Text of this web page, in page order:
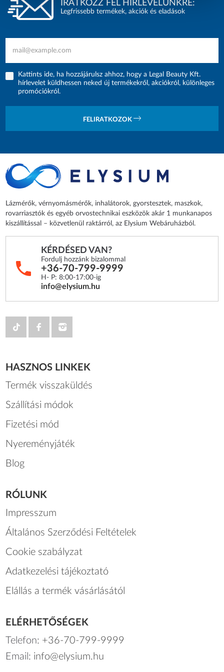
IRATKOZZ FEL HÍRLEVELÜNKRE:
Legfrissebb termékek, akciók és eladások
Kattints ide, ha hozzájárulsz ahhoz, hogy a Legal Beauty Kft.
hírlevelet küldhessen neked új termékekről, akciókról, különleges
promóciókról.
FELIRATKOZOK
Lázmérők, vérnyomásmérők, inhalátorok, gyorstesztek, maszkok,
rovarriasztók és egyéb orvostechnikai eszközök akár 1 munkanapos
kiszállítással – közvetlenül raktárról, az Elysium Webáruházból.
KÉRDÉSED VAN?
Fordulj hozzánk bizalommal
+36-70-799-9999
H- P: 8:00-17:00-ig
info@elysium.hu
HASZNOS LINKEK
Termék visszaküldés
Szállítási módok
Fizetési mód
Nyereményjáték
Blog
RÓLUNK
Impresszum
Általános Szerződési Feltételek
Cookie szabályzat
Adatkezelési tájékoztató
Elállás a termék vásárlásától
ELÉRHETŐSÉGEK
Telefon: +36-70-799-9999
Email: info@elysium.hu